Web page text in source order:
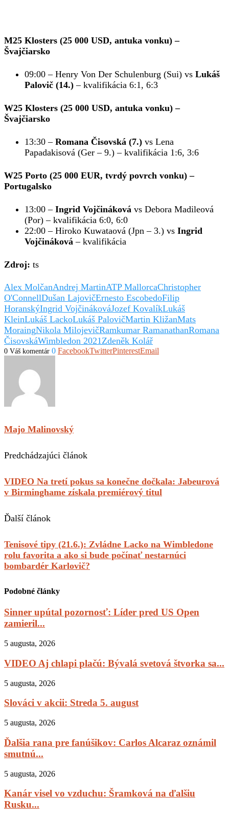
M25 Klosters (25 000 USD, antuka vonku) –
Švajčiarsko
09:00 – Henry Von Der Schulenburg (Sui) vs Lukáš
Palovič (14.) – kvalifikácia 6:1, 6:3
W25 Klosters (25 000 USD, antuka vonku) –
Švajčiarsko
13:30 – Romana Čisovská (7.) vs Lena
Papadakisová (Ger – 9.) – kvalifikácia 1:6, 3:6
W25 Porto (25 000 EUR, tvrdý povrch vonku) –
Portugalsko
13:00 – Ingrid Vojčináková vs Debora Madileová
(Por) – kvalifikácia 6:0, 6:0
22:00 – Hiroko Kuwataová (Jpn – 3.) vs Ingrid
Vojčináková – kvalifikácia
Zdroj: ts
Alex MolčanAndrej MartinATP MallorcaChristopher
O'ConnellDušan LajovičErnesto EscobedoFilip
HoranskýIngrid VojčinákováJozef KovalíkLukáš
KleinLukáš LackoLukáš PalovičMartin KližanMats
MoraingNikola MilojevičRamkumar RamanathanRomana
ČisovskáWimbledon 2021 Zdeněk Kolář
0 Váš komentár 0 FacebookTwitterPinterestEmail
Majo Malinovský
Predchádzajúci článok
VIDEO Na tretí pokus sa konečne dočkala: Jabeurová
v Birminghame získala premiérový titul
Ďalší článok
Tenisové tipy (21.6.): Zvládne Lacko na Wimbledone
rolu favorita a ako si bude počínať nestarnúci
bombardér Karlovič?
Podobné články
Sinner upútal pozornosť: Líder pred US Open
zamieril...
5 augusta, 2026
VIDEO Aj chlapi plačú: Bývalá svetová štvorka sa...
5 augusta, 2026
Slováci v akcii: Streda 5. august
5 augusta, 2026
Ďalšia rana pre fanúšikov: Carlos Alcaraz oznámil
smutnú...
5 augusta, 2026
Kanár visel vo vzduchu: Šramková na ďalšiu
Rusku...